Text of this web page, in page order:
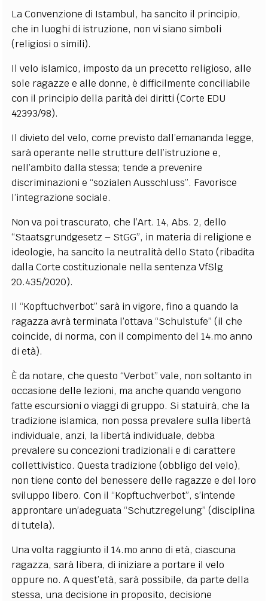
La Convenzione di Istambul, ha sancito il principio,
che in luoghi di istruzione, non vi siano simboli
(religiosi o simili).
Il velo islamico, imposto da un precetto religioso, alle
sole ragazze e alle donne, è difficilmente conciliabile
con il principio della parità dei diritti (Corte EDU
42393/98).
Il divieto del velo, come previsto dall’emananda legge,
sarà operante nelle strutture dell’istruzione e,
nell’ambito dalla stessa; tende a prevenire
discriminazioni e “sozialen Ausschluss”. Favorisce
l’integrazione sociale.
Non va poi trascurato, che l’Art. 14, Abs. 2, dello
“Staatsgrundgesetz – StGG”, in materia di religione e
ideologie, ha sancito la neutralità dello Stato (ribadita
dalla Corte costituzionale nella sentenza VfSlg
20.435/2020).
Il “Kopftuchverbot” sarà in vigore, fino a quando la
ragazza avrà terminata l’ottava “Schulstufe” (il che
coincide, di norma, con il compimento del 14.mo anno
di età).
È da notare, che questo “Verbot” vale, non soltanto in
occasione delle lezioni, ma anche quando vengono
fatte escursioni o viaggi di gruppo. Si statuirà, che la
tradizione islamica, non possa prevalere sulla libertà
individuale, anzi, la libertà individuale, debba
prevalere su concezioni tradizionali e di carattere
collettivistico. Questa tradizione (obbligo del velo),
non tiene conto del benessere delle ragazze e del loro
sviluppo libero. Con il “Kopftuchverbot”, s’intende
approntare un’adeguata “Schutzregelung” (disciplina
di tutela).
Una volta raggiunto il 14.mo anno di età, ciascuna
ragazza, sarà libera, di iniziare a portare il velo
oppure no. A quest’età, sarà possibile, da parte della
stessa, una decisione in proposito, decisione